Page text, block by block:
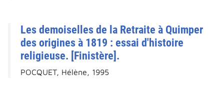
Les demoiselles de la Retraite à Quimper
des origines à 1819 : essai d'histoire
religieuse. [Finistère].
POCQUET, Hélène, 1995